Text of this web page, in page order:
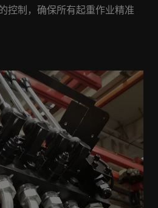
控制，确保所有起重作业精准